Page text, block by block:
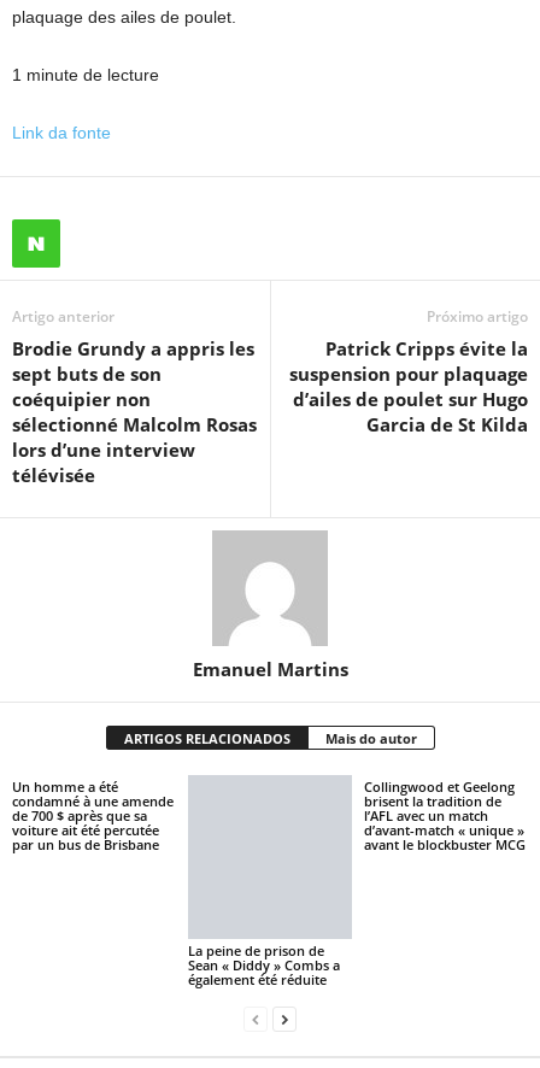
plaquage des ailes de poulet.
1 minute de lecture
Link da fonte
Artigo anterior
Brodie Grundy a appris les
sept buts de son
coéquipier non
sélectionné Malcolm Rosas
lors d’une interview
télévisée
Próximo artigo
Patrick Cripps évite la
suspension pour plaquage
d’ailes de poulet sur Hugo
Garcia de St Kilda
Emanuel Martins
ARTIGOS RELACIONADOS Mais do autor
Un homme a été
condamné à une amende
de 700 $ après que sa
voiture ait été percutée
par un bus de Brisbane
La peine de prison de
Sean « Diddy » Combs a
également été réduite
Collingwood et Geelong
brisent la tradition de
l’AFL avec un match
d’avant-match « unique »
avant le blockbuster MCG